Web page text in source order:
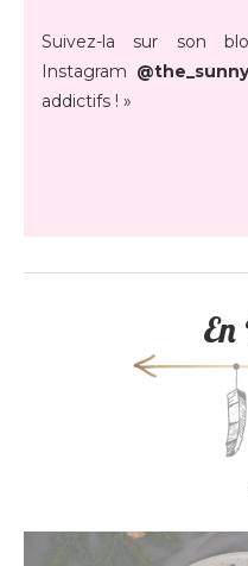
Suivez-la sur son
Instagram
addictifs ! »